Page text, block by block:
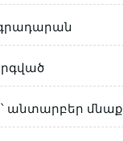
անտարբեր մնաք